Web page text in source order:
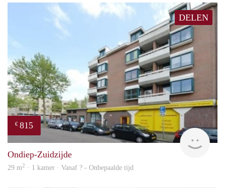
DELEN
€ 815
Ondiep-Zuidzijde
29 m2 · 1 kamer · Vanaf ? - Onbepaalde tijd